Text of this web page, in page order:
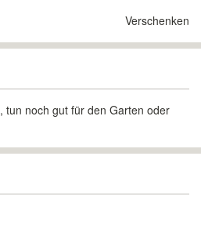
Verschenken
tun noch gut für den Garten oder